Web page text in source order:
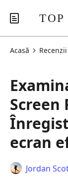
Acasă Recenzii
Screen
ecran
Jordan